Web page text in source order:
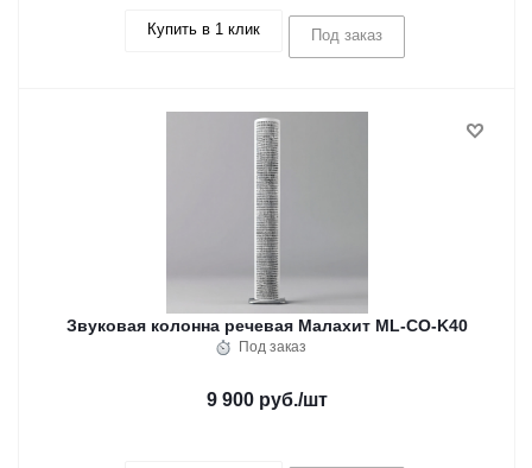
Купить в 1 клик Под заказ
Звуковая колонна речевая Малахит ML-CO-K40
Под заказ
9 900 руб./шт